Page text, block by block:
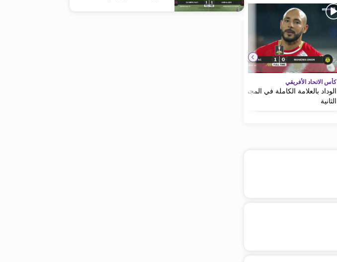
كأس الاتحاد الأفريقي
الوداد بالعلامة الكاملة في المجموعة
الثانية